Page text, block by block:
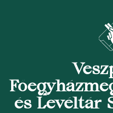
és Levéltár